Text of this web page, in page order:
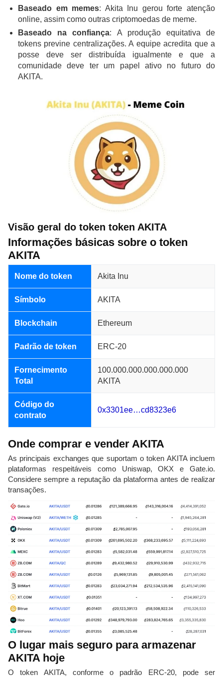
Baseado em memes: Akita Inu gerou forte atenção
online, assim como outras criptomoedas de meme.
Baseado na confiança: A produção equitativa de
tokens previne centralizações. A equipe acredita que a
posse deve ser distribuída igualmente e que a
comunidade deve ter um papel ativo no futuro do
AKITA.
Visão geral do token token AKITA
Informações básicas sobre o token
AKITA
Nome do token Akita Inu
Símbolo AKITA
Blockchain Ethereum
Padrão de token ERC-20
Fornecimento
Total
100.000.000.000.000.000
AKITA
Código do
contrato
0x3301ee…cd8323e6
Onde comprar e vender AKITA
As principais exchanges que suportam o token AKITA incluem
plataformas respeitáveis como Uniswap, OKX e Gate.io.
Considere sempre a reputação da plataforma antes de realizar
transações.
O lugar mais seguro para armazenar
AKITA hoje
O token AKITA, conforme o padrão ERC-20, pode ser